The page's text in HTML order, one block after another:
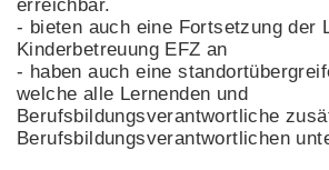
erreichbar.
- bieten auch eine Fortsetzung der
Kinderbetreuung EFZ an
- haben auch eine
welche alle Lernenden und
Berufsbildungsverantwortliche
Berufsbildungsverantwortlichen